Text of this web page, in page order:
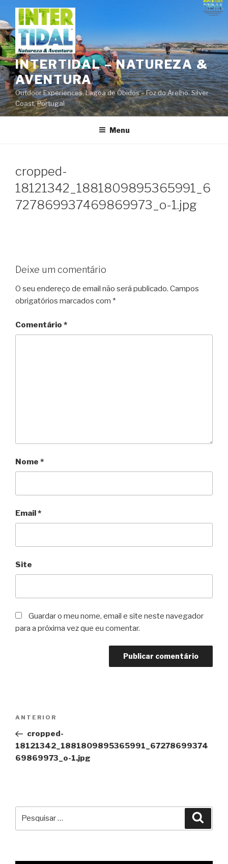
Saltar
para
o
conteúdo
INTERTIDAL – NATUREZA &
AVENTURA
Outdoor Experiences. Lagoa de Óbidos – Foz do Arelho. Silver
Coast, Portugal
Menu
cropped-
18121342_1881809895365991_6
727869937469869973_o-1.jpg
Deixe um comentário
O seu endereço de email não será publicado. Campos
obrigatórios marcados com *
Comentário *
Nome *
Email*
Site
Guardar o meu nome, email e site neste navegador
para a próxima vez que eu comentar.
artigos
Conteúdo
anterior
ANTERIOR
cropped-
18121342_1881809895365991_67278699374
69869973_o-1.jpg